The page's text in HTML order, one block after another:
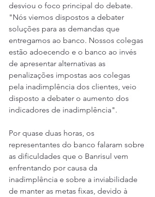
desviou o foco principal do debate.
"Nós viemos dispostos a debater
soluções para as demandas que
entregamos ao banco. Nossos colegas
estão adoecendo e o banco ao invés
de apresentar alternativas as
penalizações impostas aos colegas
pela inadimplência dos clientes, veio
disposto a debater o aumento dos
indicadores de inadimplência".
Por quase duas horas, os
representantes do banco falaram sobre
as dificuldades que o Banrisul vem
enfrentando por causa da
inadimplência e sobre a inviabilidade
de manter as metas fixas, devido à